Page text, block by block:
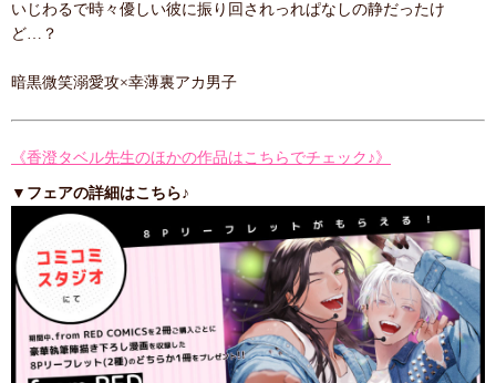
いじわるで時々優しい彼に振り回されっれぱなしの静だったけ
ど…？
暗黒微笑溺愛攻×幸薄裏アカ男子
《香澄タベル先生のほかの作品はこちらでチェック♪》
▼フェアの詳細はこちら♪